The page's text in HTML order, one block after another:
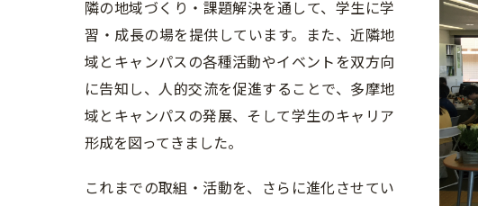
隣の地域づくり・課題解決を通して、学生に学
習・成長の場を提供しています。また、近隣地
域とキャンパスの各種活動やイベントを双方向
に告知し、人的交流を促進することで、多摩地
域とキャンパスの発展、そして学生のキャリア
形成を図ってきました。
これまでの取組・活動を、さらに進化させてい